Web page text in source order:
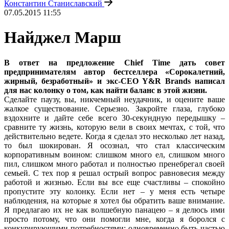
Константин Станиславский
07.05.2015 11:55
Найджел Марш
В ответ на предложение Chief Time дать совет
предпринимателям автор бестселлера «Сорокалетний,
жирный, безработный» и экс-CEO Y&R Brands написал
для нас колонку о том, как найти баланс в этой жизни.
Сделайте паузу, вы, никчемный неудачник, и оцените ваше
жалкое существование. Серьезно. Закройте глаза, глубоко
вздохните и дайте себе всего 30-секундную передышку –
сравните ту жизнь, которую вели в своих мечтах, с той, что
действительно ведете. Когда я сделал это несколько лет назад,
то был шокирован. Я осознал, что стал классическим
корпоративным воином: слишком много ел, слишком много
пил, слишком много работал и полностью пренебрегал своей
семьей. С тех пор я решал острый вопрос равновесия между
работой и жизнью. Если вы все еще счастливы – спокойно
пропустите эту колонку. Если нет – у меня есть четыре
наблюдения, на которые я хотел бы обратить ваше внимание.
Я предлагаю их не как волшебную панацею – я делюсь ими
просто потому, что они помогли мне, когда я боролся с